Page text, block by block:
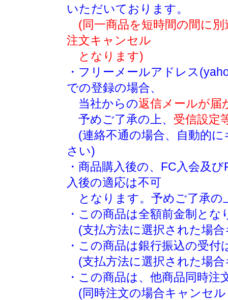
いただいております。
(同一商品を短時間の間に
注文キャンセル
となります)
・フリーメールアドレス
での登録の場合、
当社からの返信メールが届
予めご了承の上、 受信設定
(連絡不通の場合、自動的
さい)
・商品購入後の、FC入会及
入後の適応は不可
となります。予めご了承の
・この商品は全額前金制と
(支払方法に選択された場
・この商品は銀行振込の受
(支払方法に選択された場
・この商品は、他商品同時
(同時注文の場合キャンセ